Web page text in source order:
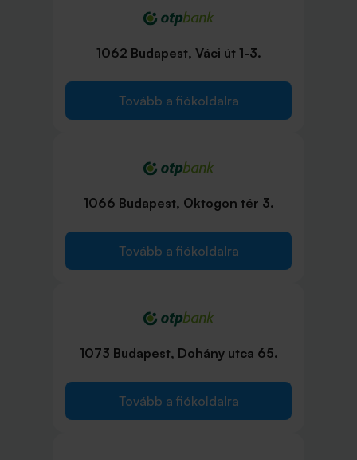
1062 Budapest, Váci út 1-3.
Tovább a fiókoldalra
1066 Budapest, Oktogon tér 3.
Tovább a fiókoldalra
1073 Budapest, Dohány utca 65.
Tovább a fiókoldalra